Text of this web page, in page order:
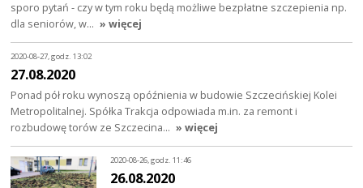
sporo pytań - czy w tym roku będą możliwe bezpłatne szczepienia np.
dla seniorów, w… » więcej
2020-08-27, godz. 13:02
27.08.2020
Ponad pół roku wynoszą opóźnienia w budowie Szczecińskiej Kolei
Metropolitalnej. Spółka Trakcja odpowiada m.in. za remont i
rozbudowę torów ze Szczecina… » więcej
2020-08-26, godz. 11:46
26.08.2020